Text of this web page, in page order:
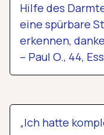
Hilfe des
eine spürbare
erkennen,
– Paul O., 44,
„Ich hatte